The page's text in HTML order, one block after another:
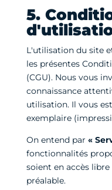
5.
L'utilisation du site
les présentes
(CGU). Nous vous
connaissance
utilisation. Il vous
exemplaire
On entend par «
fonctionnalités
soient en accès
préalable.